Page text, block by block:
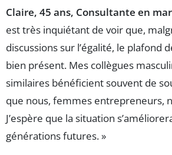
Claire, 45 ans, Consultante en
est très inquiétant de voir que,
discussions sur l’égalité, le plafond
bien présent. Mes collègues
similaires bénéficient souvent de
que nous, femmes entrepreneurs,
J’espère que la situation
générations futures. »